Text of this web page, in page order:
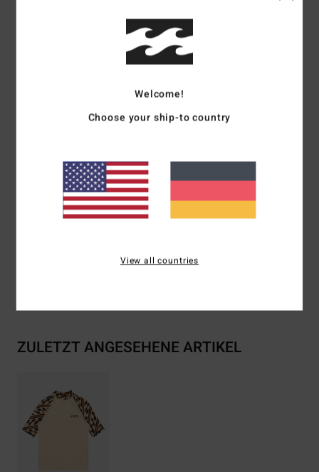
Performance-Schnitt
women_LYCRA-Declaration_de_conformite-
EPI_type_I.pdf)
Zusammensetzung[Hauptstoff] 78 % recyceltes Nylon,
ZULETZT ANGESEHENE ARTIKEL
Welcome!
Choose your ship-to country
View all countries